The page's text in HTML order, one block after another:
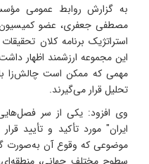
به گزارش روابط عمومی
مصطفی جعفری، عضو
استراتژیک برنامه کلان
این مجموعه ارزشمند اظهار
مهمی که ممکن است چالش‌زا
تحلیل قرار می‌گیرند.
وی افزود: یکی از سر
ایران" مورد تأکید و تأیید
موضوعی که وقوع آن به‌صورت